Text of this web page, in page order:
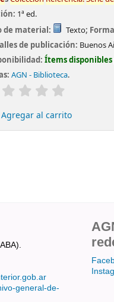
1ª ed.
de material:
Texto;
de publicación: Buenos
Ítems
AGN - Biblioteca.
Agregar al carrito
general-de-